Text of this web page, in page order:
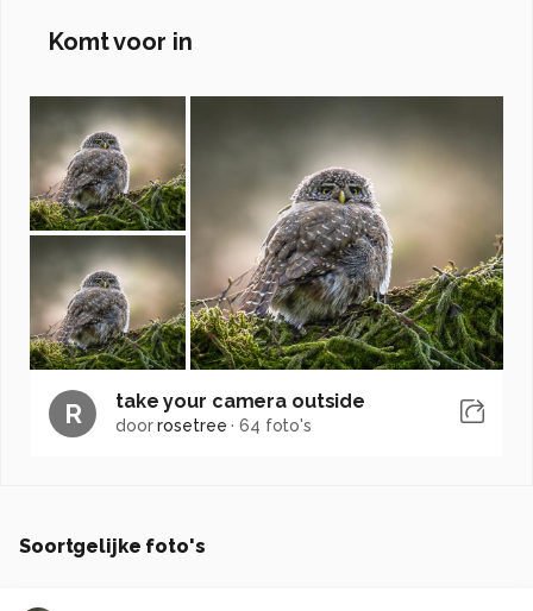
Komt voor in
R take your camera outside
doorrosetree ·64 foto's
Soortgelijke foto's